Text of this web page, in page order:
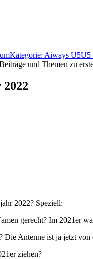
Kategorie: Aiways U5U5
und Themen zu
2022? Speziell:
gerecht? Im 2021er
Antenne ist ja jetzt von
ziehen?